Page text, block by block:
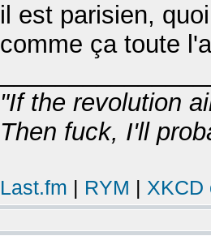
il est parisien,
comme ça toute
"If the revolution
Then fuck, I'll
Last.fm | RYM | XKCD